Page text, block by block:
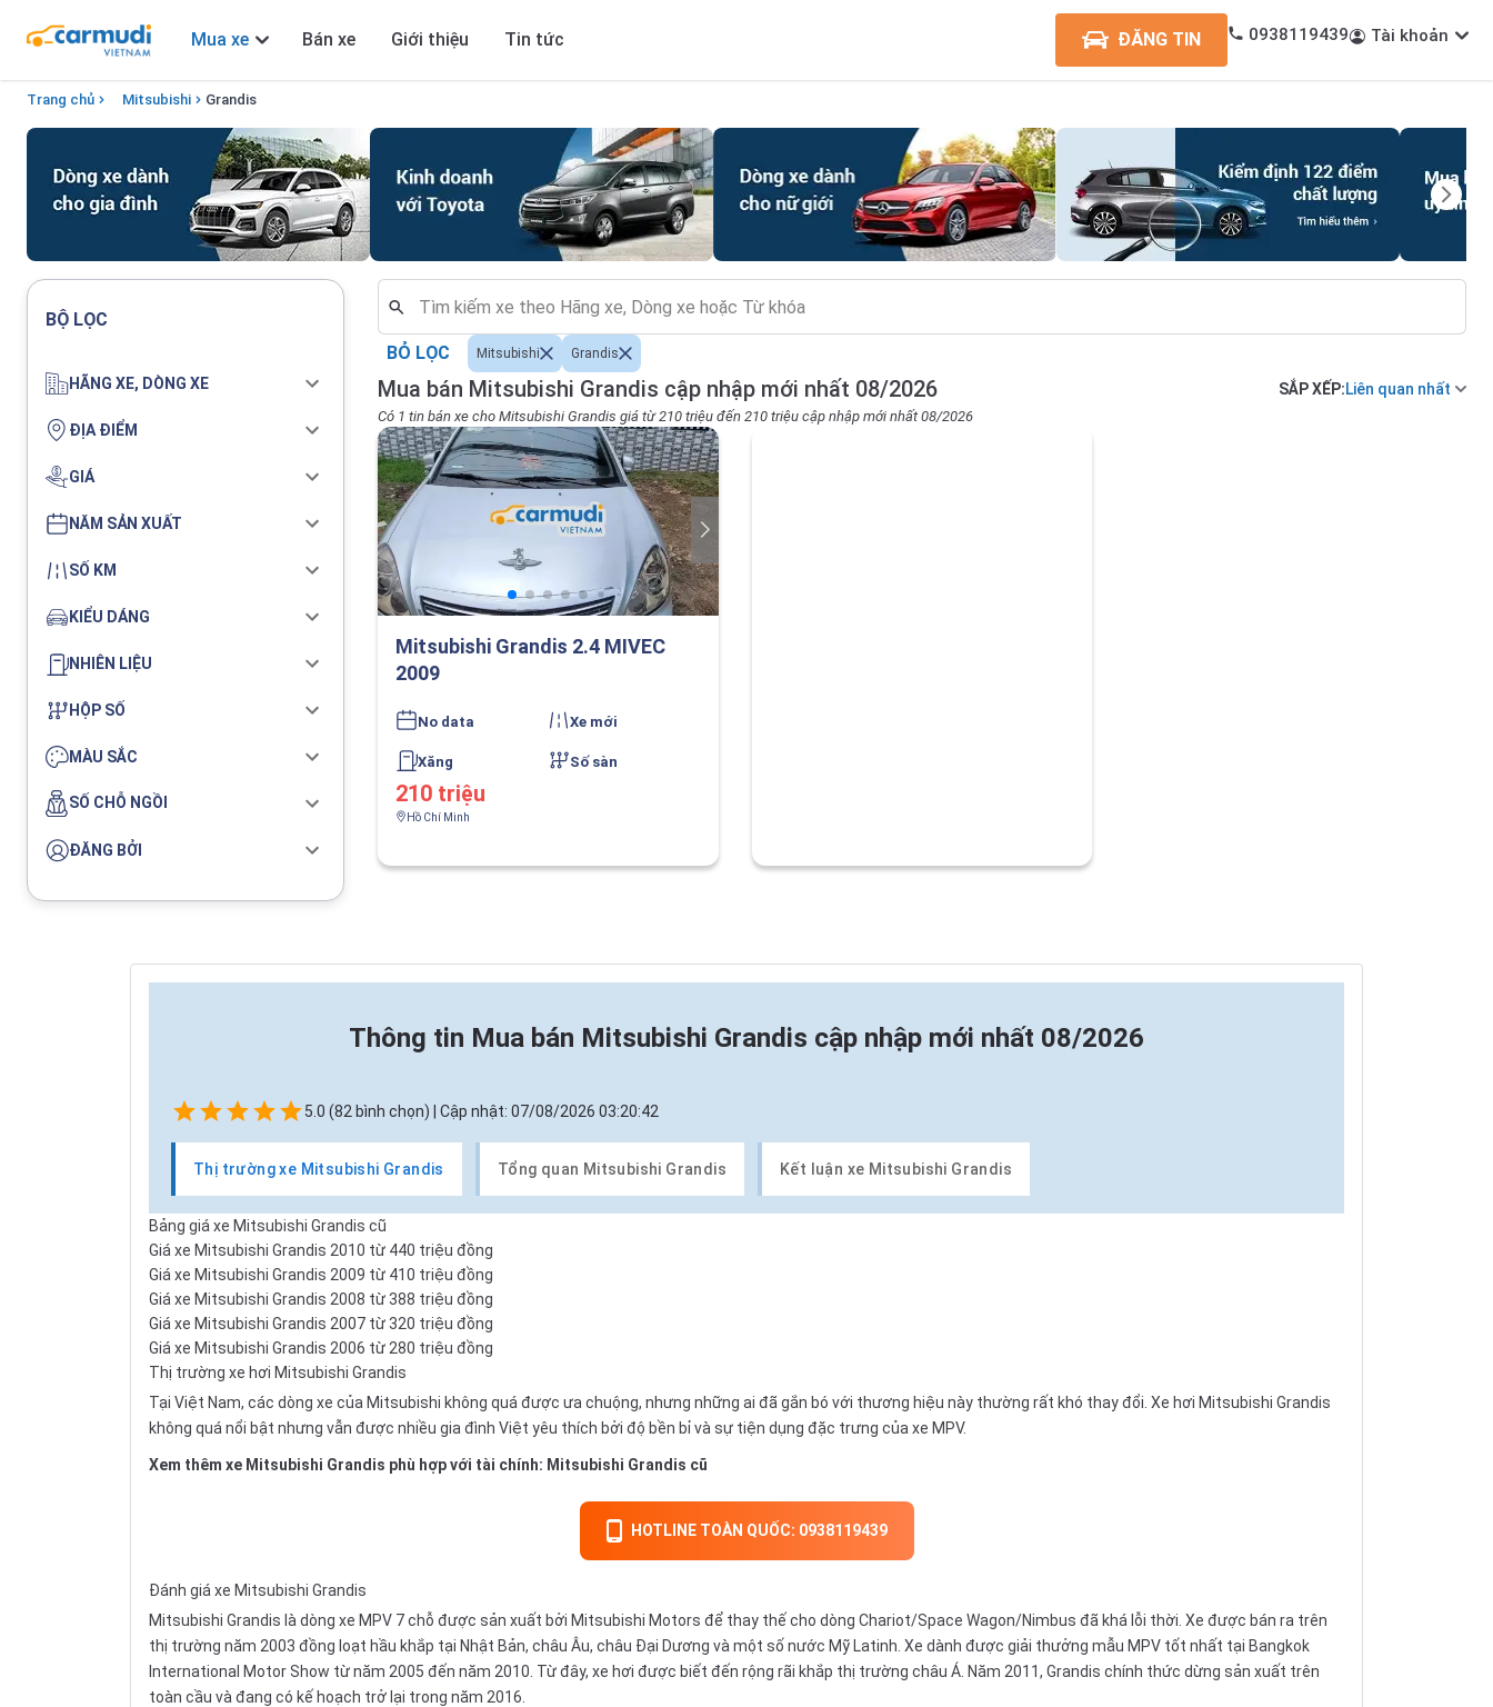
Mua xe Bán xe Giới thiệu Tin tức ĐĂNG TIN 0938119439 Tài khoản
Trang chủ Mitsubishi Grandis
BỘ LỌC
HÃNG XE, DÒNG XE
ĐỊA ĐIỂM
GIÁ
NĂM SẢN XUẤT
SỐ KM
KIỂU DÁNG
NHIÊN LIỆU
HỘP SỐ
MÀU SẮC
SỐ CHỖ NGỒI
ĐĂNG BỞI
Mua bán Mitsubishi Grandis cập nhập mới nhất 08/2026 SẮP XẾP:Liên quan nhất
Có 1 tin bán xe cho Mitsubishi Grandis giá từ 210 triệu đến 210 triệu cập nhập mới nhất 08/2026
BỎ LỌC Mitsubishi Grandis
Mitsubishi Grandis 2.4 MIVEC
2009
No data Xe mới
Xăng Số sàn
210 triệu
Hồ Chí Minh
Thông tin Mua bán Mitsubishi Grandis cập nhập mới nhất 08/2026
5.0 (82 bình chọn) | Cập nhật: 07/08/2026 03:20:42
Thị trường xe Mitsubishi Grandis Tổng quan Mitsubishi Grandis Kết luận xe Mitsubishi Grandis
Bảng giá xe Mitsubishi Grandis cũ
Giá xe Mitsubishi Grandis 2010 từ 440 triệu đồng
Giá xe Mitsubishi Grandis 2009 từ 410 triệu đồng
Giá xe Mitsubishi Grandis 2008 từ 388 triệu đồng
Giá xe Mitsubishi Grandis 2007 từ 320 triệu đồng
Giá xe Mitsubishi Grandis 2006 từ 280 triệu đồng
Thị trường xe hơi Mitsubishi Grandis
Tại Việt Nam, các dòng xe của Mitsubishi không quá được ưa chuộng, nhưng những ai đã gắn bó với thương hiệu này thường rất khó thay đổi. Xe hơi Mitsubishi Grandis
không quá nổi bật nhưng vẫn được nhiều gia đình Việt yêu thích bởi độ bền bỉ và sự tiện dụng đặc trưng của xe MPV.
Xem thêm xe Mitsubishi Grandis phù hợp với tài chính: Mitsubishi Grandis cũ
HOTLINE TOÀN QUỐC: 0938119439
Đánh giá xe Mitsubishi Grandis
Mitsubishi Grandis là dòng xe MPV 7 chỗ được sản xuất bởi Mitsubishi Motors để thay thế cho dòng Chariot/Space Wagon/Nimbus đã khá lỗi thời. Xe được bán ra trên
thị trường năm 2003 đồng loạt hầu khắp tại Nhật Bản, châu Âu, châu Đại Dương và một số nước Mỹ Latinh. Xe dành được giải thưởng mẫu MPV tốt nhất tại Bangkok
International Motor Show từ năm 2005 đến năm 2010. Từ đây, xe hơi được biết đến rộng rãi khắp thị trường châu Á. Năm 2011, Grandis chính thức dừng sản xuất trên
toàn cầu và đang có kế hoạch trở lại trong năm 2016.